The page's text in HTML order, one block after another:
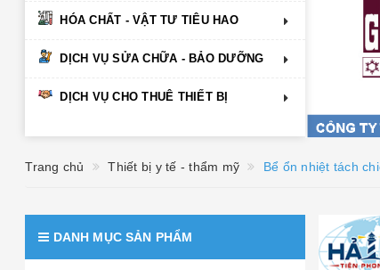
HÓA CHẤT - VẬT TƯ TIÊU HAO
DỊCH VỤ SỬA CHỮA - BẢO DƯỠNG
DỊCH VỤ CHO THUÊ THIẾT BỊ
Trang chủ Thiết bị y tế - thẩm mỹ Bể ổn nhiệt tách
DANH MỤC SẢN PHẨM